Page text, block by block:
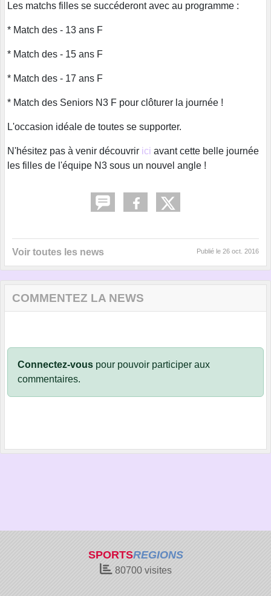
Les matchs filles se succéderont avec au programme :
* Match des - 13 ans F
* Match des - 15 ans F
* Match des - 17 ans F
* Match des Seniors N3 F pour clôturer la journée !
L'occasion idéale de toutes se supporter.
N'hésitez pas à venir découvrir ici avant cette belle journée
les filles de l'équipe N3 sous un nouvel angle !
Voir toutes les news Publié le 26 oct. 2016
COMMENTEZ LA NEWS
Connectez-vous pour pouvoir participer aux
commentaires.
SPORTSREGIONS
80700visites